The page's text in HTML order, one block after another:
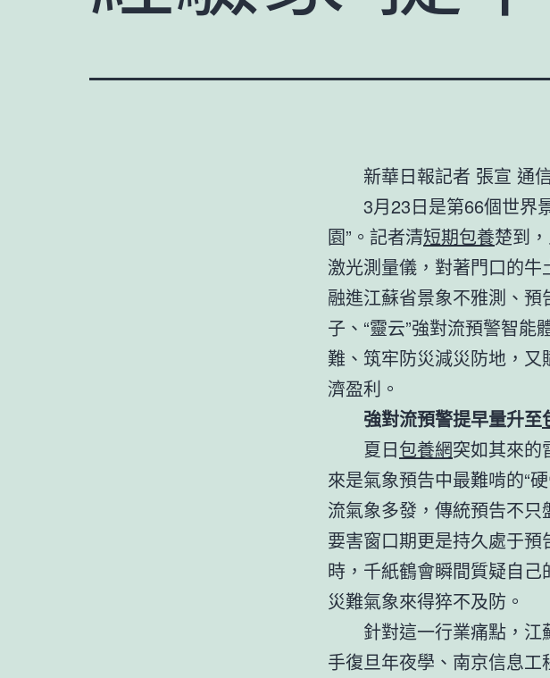
新華日報記者 張宣 通
3月23日是第66個世界
園”。記者清短期包養楚到
激光測量儀，對著門口的
融進江蘇省景象不雅測、預
子、“靈云”強對流預警智能
難、筑牢防災減災防地，
濟盈利。
強對流預警提早量升至
夏日包養網突如其來的
來是氣象預告中最難啃的“
流氣象多發，傳統預告不
要害窗口期更是持久處于
時，千紙鶴會瞬間質疑自
災難氣象來得猝不及防。
針對這一行業痛點， 江
手復旦年夜學、南京信息工